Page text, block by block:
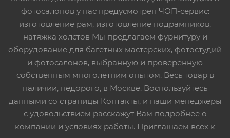
фотосалонов у нас предусмотрен ЧОП-сервис:
изготовление рам, изготовление подрамников,
натяжка холстов Мы предлагаем фурнитуру и
оборудование для багетных мастерских, фотостудий
и фотосалонов, выбранную и проверенную
собственным многолетним опытом. Весь товар в
наличии, недорого, в Москве. Воспользуйтесь
данными со страницы Контакты, и наши менеджеры
с удовольствием расскажут Вам подробнее о
компании и условиях работы. Приглашаем всех к